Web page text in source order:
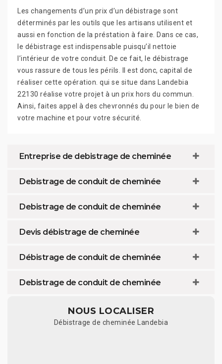
Les changements d’un prix d’un débistrage sont
déterminés par les outils que les artisans utilisent et
aussi en fonction de la préstation à faire. Dans ce cas,
le débistrage est indispensable puisqu’il nettoie
l’intérieur de votre conduit. De ce fait, le débistrage
vous rassure de tous les périls. Il est donc, capital de
réaliser cette opération. qui se situe dans Landebia
22130 réalise votre projet à un prix hors du commun.
Ainsi, faites appel à des chevronnés du pour le bien de
votre machine et pour votre sécurité.
Entreprise de debistrage de cheminée
Debistrage de conduit de cheminée
Debistrage de conduit de cheminée
Devis débistrage de cheminée
Débistrage de conduit de cheminée
Debistrage de conduit de cheminée
NOUS LOCALISER
Débistrage de cheminée Landebia